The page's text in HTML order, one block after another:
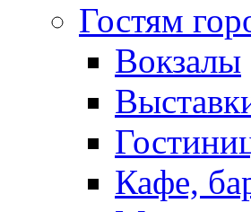
Гостям
Вокзалы
Кафе,